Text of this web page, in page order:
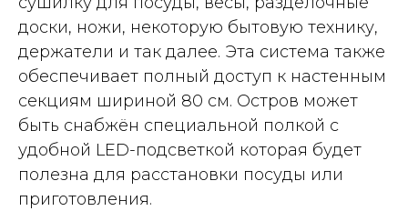
доски, ножи, некоторую бытовую технику,
держатели и так далее. Эта система также
обеспечивает полный доступ к настенным
секциям шириной 80 см. Остров может
быть снабжён специальной полкой с
удобной LED-подсветкой которая будет
полезна для расстановки посуды или
приготовления.